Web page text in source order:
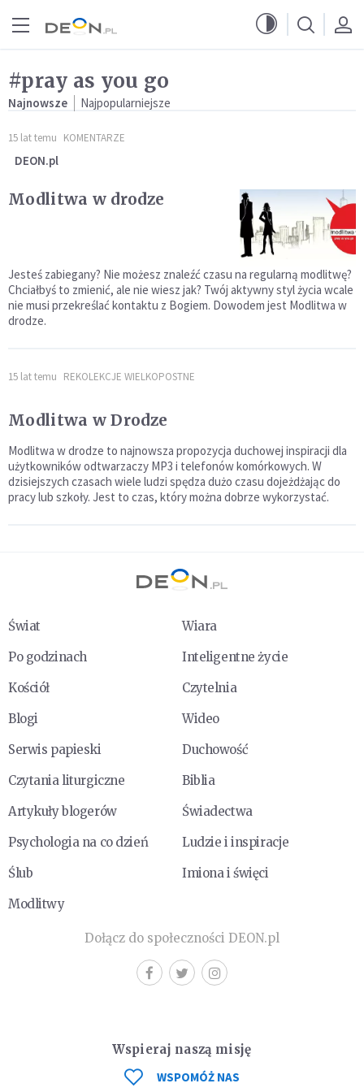
#pray as you go
Najnowsze Najpopularniejsze
15 lat temu KOMENTARZE
DEON.pl
Modlitwa w drodze
Jesteś zabiegany? Nie możesz znaleźć czasu na regularną modlitwę?
Chciałbyś to zmienić, ale nie wiesz jak? Twój aktywny styl życia wcale
nie musi przekreślać kontaktu z Bogiem. Dowodem jest Modlitwa w
drodze.
15 lat temu REKOLEKCJE WIELKOPOSTNE
Modlitwa w Drodze
Modlitwa w drodze to najnowsza propozycja duchowej inspiracji dla
użytkowników odtwarzaczy MP3 i telefonów komórkowych. W
dzisiejszych czasach wiele ludzi spędza dużo czasu dojeżdżając do
pracy lub szkoły. Jest to czas, który można dobrze wykorzystać.
Świat
Wiara
Po godzinach
Inteligentne życie
Kościół
Czytelnia
Blogi
Wideo
Serwis papieski
Duchowość
Czytania liturgiczne
Biblia
Artykuły blogerów
Świadectwa
Psychologia na co dzień
Ludzie i inspiracje
Ślub
Imiona i święci
Modlitwy
Dołącz do społeczności DEON.pl
Wspieraj naszą misję
WSPOMÓŻ NAS